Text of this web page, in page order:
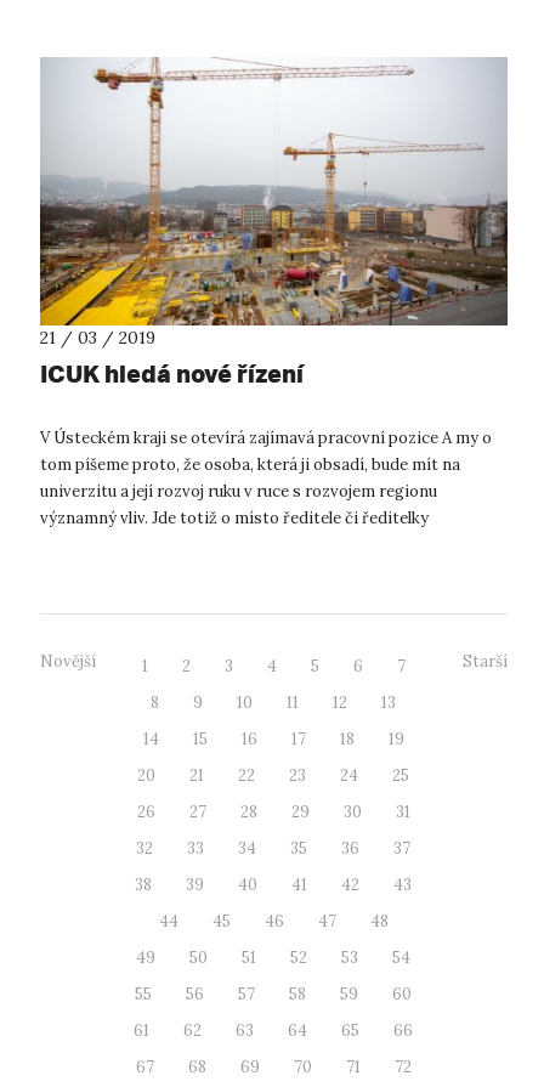
21 / 03 / 2019
ICUK hledá nové řízení
V Ústeckém kraji se otevírá zajímavá pracovní pozice A my o
tom píšeme proto, že osoba, která ji obsadí, bude mít na
univerzitu a její rozvoj ruku v ruce s rozvojem regionu
významný vliv. Jde totiž o místo ředitele či ředitelky
Novější 1 2 3 4 5 6
7
8
9 10 11 12
13
14
15 16 17 18
19
20
21 22 23 24
25
26
27 28 29 30
31
32
33 34 35 36
37
38
39 40 41 42
43
44
45 46 47
48
49
50 51 52 53
54
55
56 57 58 59
60
61
62 63 64 65
66
67
68 69 70 71
72
Starší